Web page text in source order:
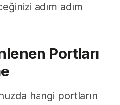
adım adım
Portları
hangi portların